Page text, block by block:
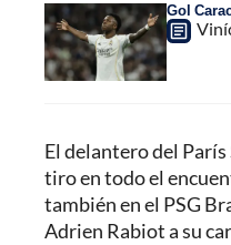
Gol
El delantero del
tiro en todo el
también en el PSG
Adrien Rabiot a su